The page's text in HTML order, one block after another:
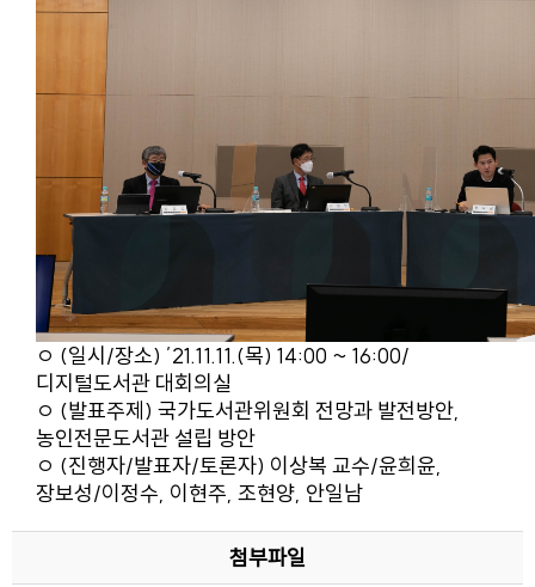
ㅇ (일시/장소) ’21.11.11.(목) 14:00 ~ 16:00/
디지털도서관 대회의실
ㅇ (발표주제) 국가도서관위원회 전망과 발전방안,
농인전문도서관 설립 방안
ㅇ (진행자/발표자/토론자) 이상복 교수/윤희윤,
장보성/이정수, 이현주, 조현양, 안일남
첨부파일